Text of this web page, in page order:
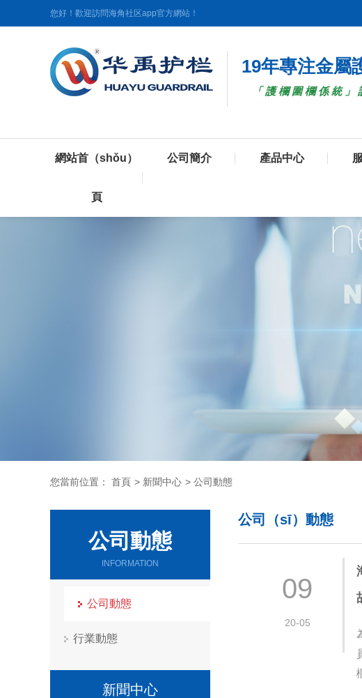
您好！歡迎訪問海角社区app官方網站！
19年專注金屬
「護欄圍欄係統
網站首（shǒu）
頁
公司簡介 產品中心
您當前位置： 首頁 > 新聞中心 > 公司動態
公司動態
INFORMATION
公司動態
行業動態
新聞中心
公司（sī）動態
09
20-05